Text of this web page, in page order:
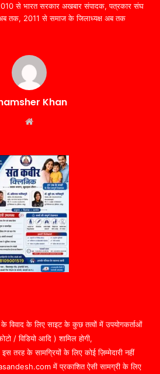
से भारत सरकार अखबार संपादक, पत्रकार संघ
तक, 2011 से समाज के जिलाध्यक्ष अब तक
Khan
विवाद के लिए साइट के कुछ तत्वों में उपयोगकर्ताओं
/ विडियो आदि ) शामिल होगी,
के सामग्रियों के लिए कोई ज़िम्मेदारी नहीं
में प्रकाशित ऐसी सामग्री के लिए